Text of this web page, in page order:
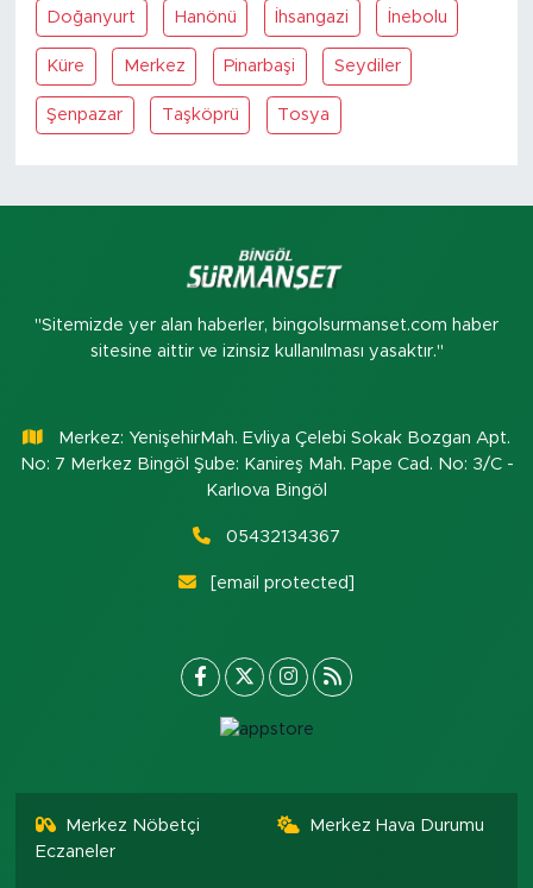
Doğanyurt Hanönü İhsangazi İnebolu
Küre Merkez Pinarbaşi Seydiler
Şenpazar Taşköprü Tosya
"Sitemizde yer alan haberler, bingolsurmanset.com haber
sitesine aittir ve izinsiz kullanılması yasaktır."
Merkez: YenişehirMah. Evliya Çelebi Sokak Bozgan Apt.
No: 7 Merkez Bingöl Şube: Kanireş Mah. Pape Cad. No: 3/C -
Karlıova Bingöl
05432134367
[email protected]
Merkez Nöbetçi
Eczaneler
Merkez Hava Durumu